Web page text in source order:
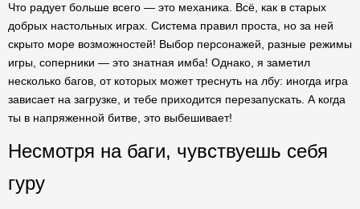
Что радует больше всего — это механика. Всё, как в старых
добрых настольных играх. Система правил проста, но за ней
скрыто море возможностей! Выбор персонажей, разные режимы
игры, соперники — это знатная имба! Однако, я заметил
несколько багов, от которых может треснуть на лбу: иногда игра
зависает на загрузке, и тебе приходится перезапускать. А когда
ты в напряженной битве, это выбешивает!
Несмотря на баги, чувствуешь себя
гуру